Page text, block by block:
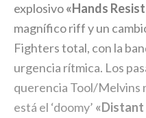
explosivo«Hands
magnífico riff y un
Fighters total, con la
urgencia rítmica. Los
querencia Tool/Melvins
está el ‘doomy’ «Distant